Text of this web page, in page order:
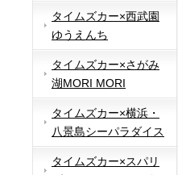
タイムズカー×西武園
ゆうえんち
タイムズカー×さがみ
湖MORI MORI
タイムズカー×横浜・
八景島シーパラダイス
タイムズカー×スパリ